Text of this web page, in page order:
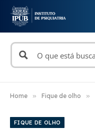
Home » Fique de olho »
FIQUE DE OLHO